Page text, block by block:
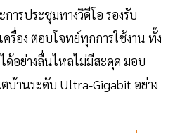
ารประชุมทางวิดีโอ รองรับ
รื่อง ตอบโจทย์ทุกการใช้งาน ทั้ง
ด้อย่างลื่นไหลไม่มีสะดุด มอบ
บ้านระดับ Ultra-Gigabit อย่าง